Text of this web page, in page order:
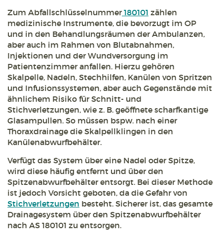
Zum Abfallschlüsselnummer180101 zählen
medizinische Instrumente, die bevorzugt im OP
und in den Behandlungsräumen der Ambulanzen,
aber auch im Rahmen von Blutabnahmen,
Injektionen und der Wundversorgung im
Patientenzimmer anfallen. Hierzu gehören
Skalpelle, Nadeln, Stechhilfen, Kanülen von Spritzen
und Infusionssystemen, aber auch Gegenstände mit
ähnlichem Risiko für Schnitt- und
Stichverletzungen, wie z. B. geöffnete scharfkantige
Glasampullen. So müssen bspw. nach einer
Thoraxdrainage die Skalpellklingen in den
Kanülenabwurfbehälter.
Verfügt das System über eine Nadel oder Spitze,
wird diese häufig entfernt und über den
Spitzenabwurfbehälter entsorgt. Bei dieser Methode
ist jedoch Vorsicht geboten, da die Gefahr von
Stichverletzungen besteht. Sicherer ist, das gesamte
Drainagesystem über den Spitzenabwurfbehälter
nach AS 180101 zu entsorgen.